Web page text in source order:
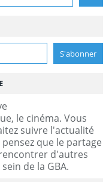
le cinéma. Vous
suivre l'actualité
que le partage
d'autres
de la GBA.